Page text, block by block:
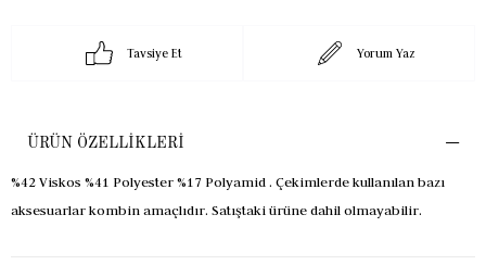
Tavsiye Et Yorum Yaz
ÜRÜN ÖZELLIKLERI
%42 Viskos %41 Polyester %17 Polyamid . Çekimlerde kullanılan bazı
aksesuarlar kombin amaçlıdır. Satıştaki ürüne dahil olmayabilir.